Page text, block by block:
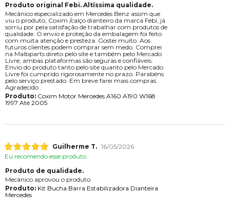
Produto original Febi. Altíssima qualidade.
Mecânico especializado em Mercedes Benz assim que
viu o produto, Coxim /calço dianteiro da marca Febi, já
sorriu por pela satisfação de trabalhar com produtos de
qualidade. O envio e proteção da embalagem foi feito
com muita atenção e presteza. Gostei muito. Aos
futuros clientes podem comprar sem medo. Comprei
na Malbparts direto pelo site e também pelo Mercado
Livre, ambas plataformas são seguras e confiáveis.
Envio do produto tanto pelo site quanto pelo Mercado
Livre foi cumprido rigorosamente no prazo. Parabéns
pelo serviço prestado. Em breve farei mais compras.
Agradecido .
Produto:Coxim Motor Mercedes A160 A190 W168
1997 Até 2005
Guilherme T. 16/05/2026
Eu recomendo esse produto.
Produto de qualidade.
Mecânico aprovou o produto.
Produto:Kit Bucha Barra Estabilizadora Dianteira
Mercedes